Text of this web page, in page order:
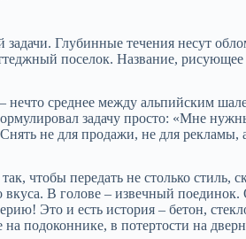
Глубинные течения несут
поселок. Название,
среднее между альпийским
задачу просто: «Мне
не для продажи, не для рекламы,
чтобы передать не столько стиль,
вкуса. В голове – извечный
Это и есть история – бетон,
подоконнике, в потертости на